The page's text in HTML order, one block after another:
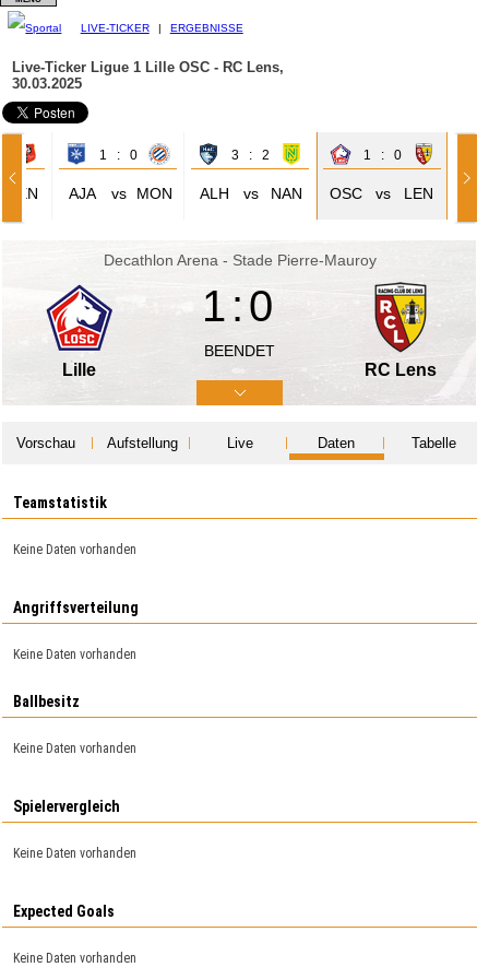
LIVE-TICKER | ERGEBNISSE
Live-Ticker Ligue 1 Lille OSC - RC Lens,
30.03.2025
REN
1 : 0
AJA vs MON
3 : 2
ALH vs NAN
1 : 0
OSC vs LEN
Decathlon Arena - Stade Pierre-Mauroy
Lille
1:0
BEENDET
RC Lens
Vorschau Aufstellung Live Daten Tabelle
Teamstatistik
Keine Daten vorhanden
Angriffsverteilung
Keine Daten vorhanden
Ballbesitz
Keine Daten vorhanden
Spielervergleich
Keine Daten vorhanden
Expected Goals
Keine Daten vorhanden